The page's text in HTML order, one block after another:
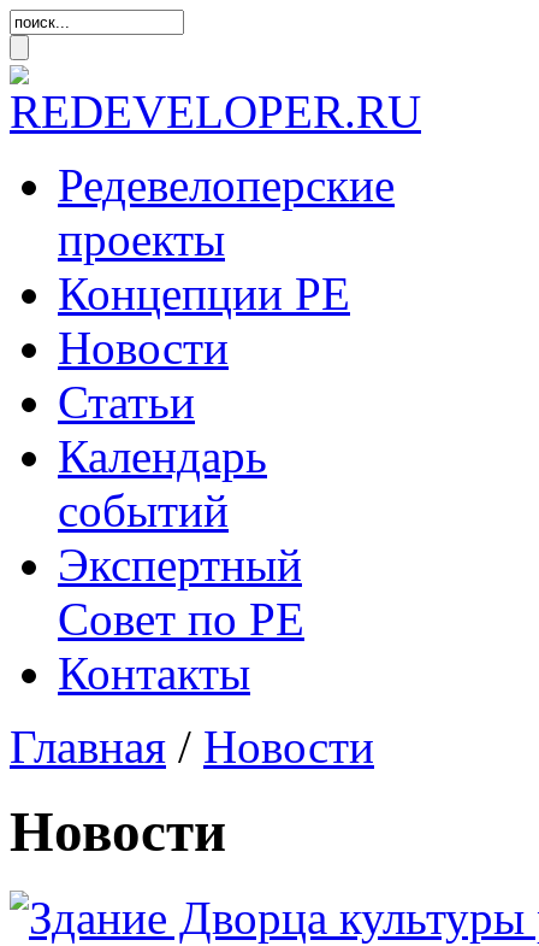
Редевелоперские
проекты
Концепции РЕ
Новости
Статьи
Календарь
событий
Экспертный
Совет по РЕ
Контакты
Главная / Новости
Новости